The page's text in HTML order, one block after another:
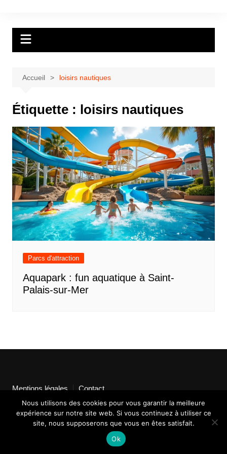
Accueil loisirs nautiques
Étiquette : loisirs nautiques
Parcs d'attraction
Aquapark : fun aquatique à Saint-
Palais-sur-Mer
Mentions légales Contact
Nous utilisons des cookies pour vous garantir la meilleure
expérience sur notre site web. Si vous continuez à utiliser ce
site, nous supposerons que vous en êtes satisfait.
Ok